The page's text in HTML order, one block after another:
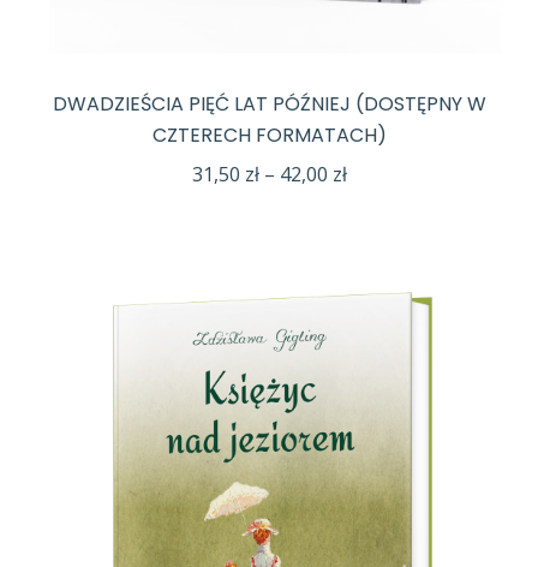
DWADZIEŚCIA PIĘĆ LAT PÓŹNIEJ (DOSTĘPNY W
CZTERECH FORMATACH)
31,50 zł – 42,00 złZakres